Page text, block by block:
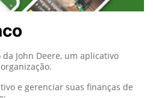
John Deere, um aplicativo
e gerenciar suas finanças de